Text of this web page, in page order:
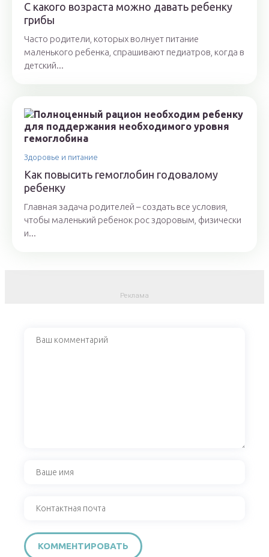
С какого возраста можно давать ребенку
грибы
Часто родители, которых волнует питание
маленького ребенка, спрашивают педиатров, когда в
детский...
Здоровье и питание
Как повысить гемоглобин годовалому
ребенку
Главная задача родителей – создать все условия,
чтобы маленький ребенок рос здоровым, физически
и...